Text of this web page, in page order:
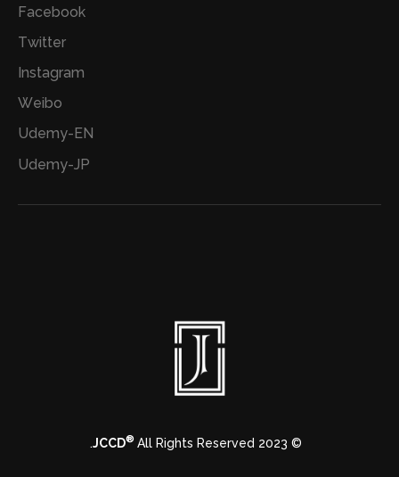
Facebook
Twitter
Instagram
Weibo
Udemy-EN
Udemy-JP
© 2023
JCCD® All Rights Reserved.